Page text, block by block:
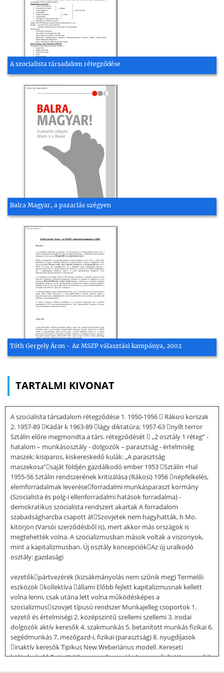
A szocialista társadalom rétegződése
Balra Magyar, a pazarlás szégyen
Tóth Gergely Áron - Az MSZP választási kampánya, 2002
TARTALMI KIVONAT
A szocialista társadalom rétegződése 1. 1950-1956  Rákosi korszak
2. 1957-89 Kádár k 1963-89 lágy diktatúra; 1957-63 nyílt terror
Sztálin előre megmondta a társ. rétegződését  „2 osztály 1 réteg” -
hatalom – munkásosztály - dolgozók – parasztság - értelmiség
maszek: kisiparos, kiskereskedő kulák: „A parasztság
maszekosa”saját földjén gazdálkodó ember 1953 Sztálin +hal
1955-56 Sztálin rendszerének kritizálása (Rákosi) 1956 népfelkelés,
elemforradalmak leveréseforradalmi munkásparaszt kormány
(Szocialista és polg-i ellenforradalmi hatások forradalma) -
demokratikus szocialista rendszert akartak A forradalom
szabadságharcba csapott átSzovjetek nem hagyhatták, h Mo.
kitörjön (Varsói szerződésből is), mert akkor más országok is
megtehették volna. A szocializmusban mások voltak a viszonyok,
mint a kapitalizmusban. Új osztály koncepciókAz új uralkodó
osztály: gazdasági
vezetőkpártvezérek (kizsákmányolás nem szűnik meg) Termelői
eszközök kollektíva állami Előbb fejlett kapitalizmusnak kellett
volna lenni, csak utána lett volna működésképes a
szocializmusszovjet típusú rendszer Munkajelleg csoportok 1.
vezető és értelmiségi 2. középszintű szellemi szellemi 3. irodai
dolgozók aktív keresők 4. szakmunkás 5. betanított munkás fizikai 6.
segédmunkás 7. mezőgazd-i, fizikai (parasztság) 8. nyugdíjasok
inaktív keresők Tipikus New Weberiánus modell. Kereseti
különbség kb5xös Kritika: - egy dimenziós (egyszerűsített) - egyedül